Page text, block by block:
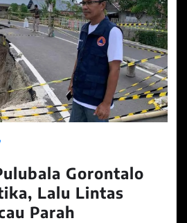
Gorontalo
Lalu Lintas
Parah